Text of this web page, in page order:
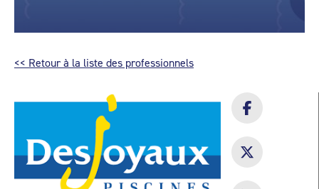
<< Retour à la liste des professionnels